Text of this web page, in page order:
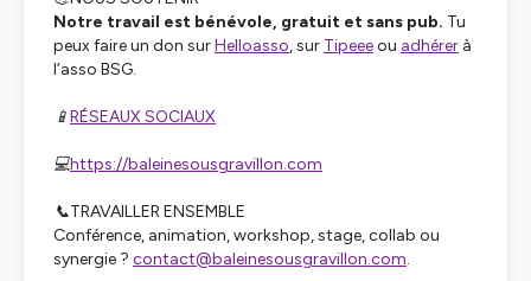
Notre travail est bénévole, gratuit et sans pub. Tu
peux faire un don surHelloasso, sur Tipeeeou adhérer à
l’asso BSG.
📱RÉSEAUX SOCIAUX
💻https://baleinesousgravillon.com
📞TRAVAILLER ENSEMBLE
Conférence, animation, workshop, stage, collab ou
synergie ? contact@baleinesousgravillon.com.